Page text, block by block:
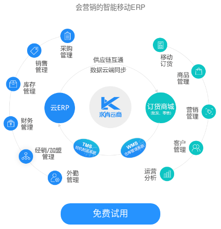
会营销的智能移动ERP
免费试用